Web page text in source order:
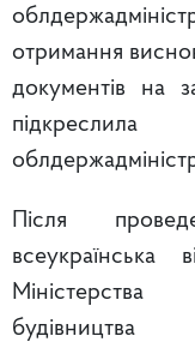
отримання
документів на
Після
всеукраїнська
будівництва